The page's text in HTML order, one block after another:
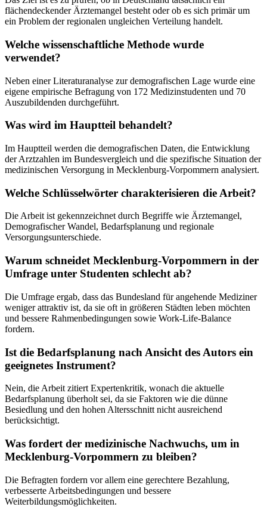
flächendeckender Ärztemangel besteht oder ob es sich primär um
ein Problem der regionalen ungleichen Verteilung handelt.
Welche wissenschaftliche Methode wurde
verwendet?
Neben einer Literaturanalyse zur demografischen Lage wurde eine
eigene empirische Befragung von 172 Medizinstudenten und 70
Auszubildenden durchgeführt.
Was wird im Hauptteil behandelt?
Im Hauptteil werden die demografischen Daten, die Entwicklung
der Arztzahlen im Bundesvergleich und die spezifische Situation der
medizinischen Versorgung in Mecklenburg-Vorpommern analysiert.
Welche Schlüsselwörter charakterisieren die Arbeit?
Die Arbeit ist gekennzeichnet durch Begriffe wie Ärztemangel,
Demografischer Wandel, Bedarfsplanung und regionale
Versorgungsunterschiede.
Warum schneidet Mecklenburg-Vorpommern in der
Umfrage unter Studenten schlecht ab?
Die Umfrage ergab, dass das Bundesland für angehende Mediziner
weniger attraktiv ist, da sie oft in größeren Städten leben möchten
und bessere Rahmenbedingungen sowie Work-Life-Balance
fordern.
Ist die Bedarfsplanung nach Ansicht des Autors ein
geeignetes Instrument?
Nein, die Arbeit zitiert Expertenkritik, wonach die aktuelle
Bedarfsplanung überholt sei, da sie Faktoren wie die dünne
Besiedlung und den hohen Altersschnitt nicht ausreichend
berücksichtigt.
Was fordert der medizinische Nachwuchs, um in
Mecklenburg-Vorpommern zu bleiben?
Die Befragten fordern vor allem eine gerechtere Bezahlung,
verbesserte Arbeitsbedingungen und bessere
Weiterbildungsmöglichkeiten.